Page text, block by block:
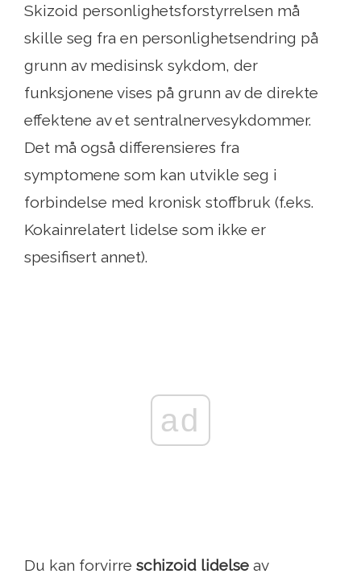
Skizoid personlighetsforstyrrelsen må
skille seg fra en personlighetsendring på
grunn av medisinsk sykdom, der
funksjonene vises på grunn av de direkte
effektene av et sentralnervesykdommer.
Det må også differensieres fra
symptomene som kan utvikle seg i
forbindelse med kronisk stoffbruk (f.eks.
Kokainrelatert lidelse som ikke er
spesifisert annet).
ad
Du kan forvirre schizoid lidelse av